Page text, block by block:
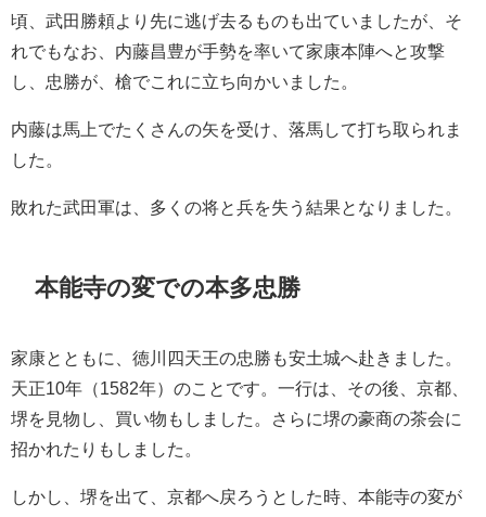
頃、武田勝頼より先に逃げ去るものも出ていましたが、そ
れでもなお、内藤昌豊が手勢を率いて家康本陣へと攻撃
し、忠勝が、槍でこれに立ち向かいました。
内藤は馬上でたくさんの矢を受け、落馬して打ち取られま
した。
敗れた武田軍は、多くの将と兵を失う結果となりました。
本能寺の変での本多忠勝
家康とともに、徳川四天王の忠勝も安土城へ赴きました。
天正10年（1582年）のことです。一行は、その後、京都、
堺を見物し、買い物もしました。さらに堺の豪商の茶会に
招かれたりもしました。
しかし、堺を出て、京都へ戻ろうとした時、本能寺の変が